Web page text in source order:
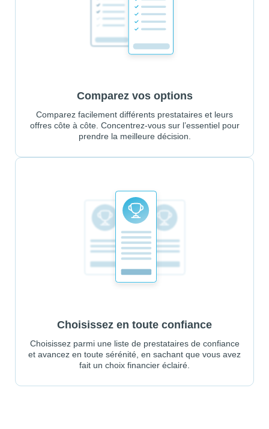
Comparez vos options
Comparez facilement différents prestataires et leurs
offres côte à côte. Concentrez-vous sur l’essentiel pour
prendre la meilleure décision.
Choisissez en toute confiance
Choisissez parmi une liste de prestataires de confiance
et avancez en toute sérénité, en sachant que vous avez
fait un choix financier éclairé.